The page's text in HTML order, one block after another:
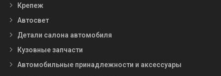
Крепеж
Автосвет
Детали салона автомобиля
Кузовные запчасти
Автомобильные принадлежности и аксессуары